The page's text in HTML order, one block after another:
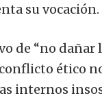
su vocación.
de “no dañar
ético
internos